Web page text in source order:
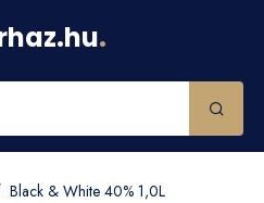
.
Black & White 40% 1,0L